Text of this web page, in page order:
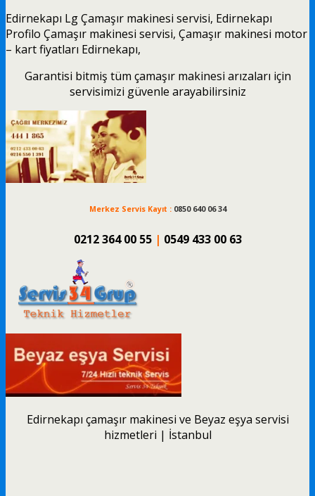
Edirnekapı Lg Çamaşır makinesi servisi, Edirnekapı
Profilo Çamaşır makinesi servisi, Çamaşır makinesi motor
– kart fiyatları Edirnekapı,
Garantisi bitmiş tüm çamaşır makinesi arızaları için
servisimizi güvenle arayabilirsiniz
Merkez Servis Kayıt : 0850 640 06 34
0212 364 00 55 | 0549 433 00 63
Edirnekapı çamaşır makinesi ve Beyaz eşya servisi
hizmetleri | İstanbul